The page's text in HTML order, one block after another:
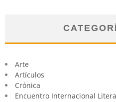
Arte
Artículos
Crónica
Encuentro Internacional